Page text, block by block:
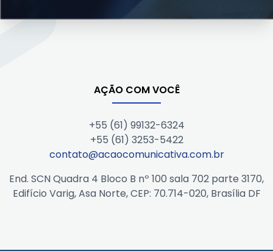
AÇÃO COM VOCÊ
+55 (61) 99132-6324
+55 (61) 3253-5422
contato@acaocomunicativa.com.br
End. SCN Quadra 4 Bloco B nº 100 sala 702 parte 3170,
Edifício Varig, Asa Norte, CEP: 70.714-020, Brasília DF